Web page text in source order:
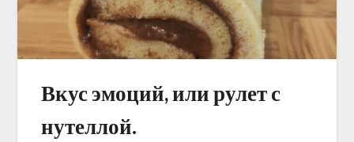
Вкус эмоций, или рулет с
нутеллой.